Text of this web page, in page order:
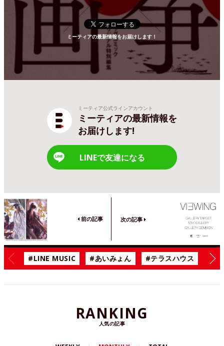
ミーティアの最新情報をお届けします！
ミーティア公式ラインアカウント
ミーティアの最新情報を
お届けします!
LINEで友達になる
前の記事 次の記事
#LINE MUSIC #あいみょん #テラスハウス #漫
RANKING
人気の記事